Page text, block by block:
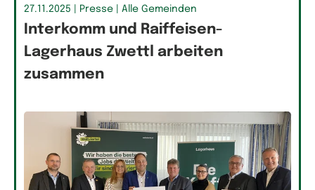
27.11.2025 | Presse | Alle Gemeinden
Interkomm und Raiffeisen-
Lagerhaus Zwettl arbeiten
zusammen